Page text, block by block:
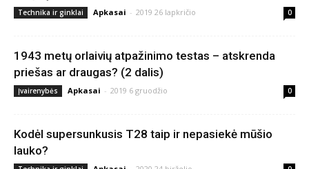
Technika ir ginklai Apkasai - 2019 26 lapkričio 0
1943 metų orlaivių atpažinimo testas – atskrenda
priešas ar draugas? (2 dalis)
Įvairenybės Apkasai - 2019 6 gruodžio 0
Kodėl supersunkusis T28 taip ir nepasiekė mūšio
lauko?